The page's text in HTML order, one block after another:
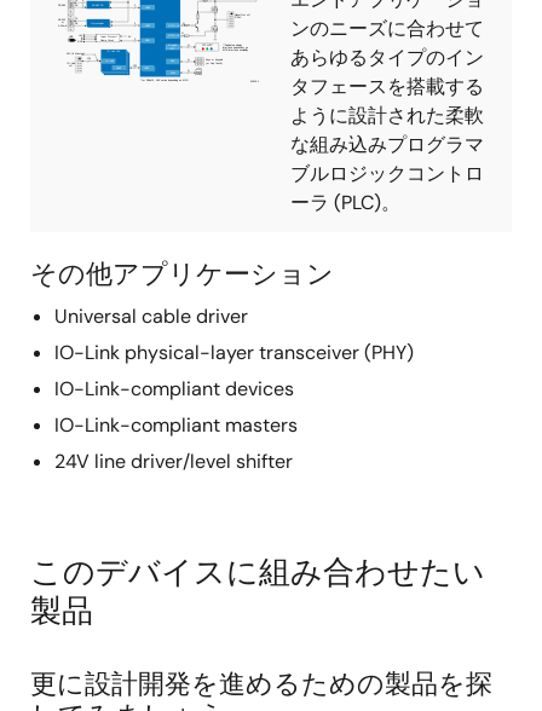
ンのニーズに合わせて
あらゆるタイプのイン
タフェースを搭載する
ように設計された柔軟
な組み込みプログラマ
ブルロジックコントロ
ーラ (PLC)。
その他アプリケーション
Universal cable driver
IO-Link physical-layer transceiver (PHY)
IO-Link-compliant devices
IO-Link-compliant masters
24V line driver/level shifter
このデバイスに組み合わせたい
製品
更に設計開発を進めるための製品を探